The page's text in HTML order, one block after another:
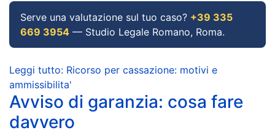
Serve una valutazione sul tuo caso? +39 335
669 3954 — Studio Legale Romano, Roma.
Leggi tutto: Ricorso per cassazione: motivi e
ammissibilita'
Avviso di garanzia: cosa fare
davvero